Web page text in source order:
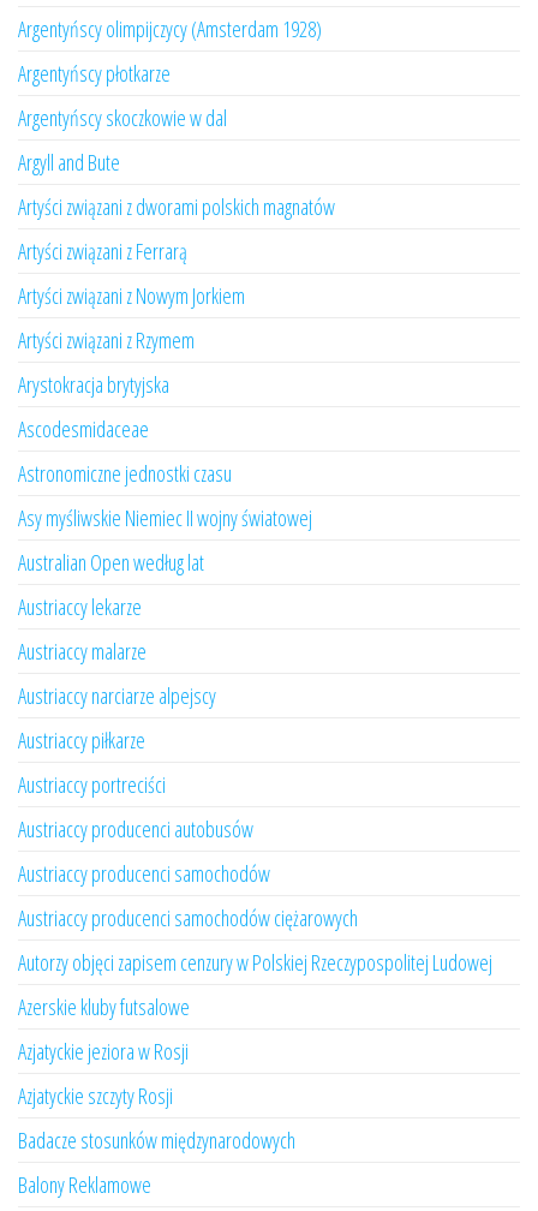
Argentyńscy olimpijczycy (Amsterdam 1928)
Argentyńscy płotkarze
Argentyńscy skoczkowie w dal
Argyll and Bute
Artyści związani z dworami polskich magnatów
Artyści związani z Ferrarą
Artyści związani z Nowym Jorkiem
Artyści związani z Rzymem
Arystokracja brytyjska
Ascodesmidaceae
Astronomiczne jednostki czasu
Asy myśliwskie Niemiec II wojny światowej
Australian Open według lat
Austriaccy lekarze
Austriaccy malarze
Austriaccy narciarze alpejscy
Austriaccy piłkarze
Austriaccy portreciści
Austriaccy producenci autobusów
Austriaccy producenci samochodów
Austriaccy producenci samochodów ciężarowych
Autorzy objęci zapisem cenzury w Polskiej Rzeczypospolitej Ludowej
Azerskie kluby futsalowe
Azjatyckie jeziora w Rosji
Azjatyckie szczyty Rosji
Badacze stosunków międzynarodowych
Balony Reklamowe